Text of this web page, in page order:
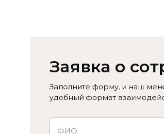
Заявка о
Заполните форму, и наш
удобный формат